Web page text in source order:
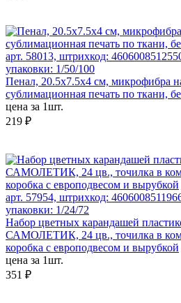
арт. 58013, штрихкод:
упаковки: 1/50/100
Пенал, 20.5х7.5х4 см, микрофибра
сублимационная печать по ткани,
цена за 1шт.
219 ₽
арт. 57954, штрихкод:
упаковки: 1/24/72
Набор цветных карандашей
САМОЛЕТИК, 24 цв., точилка в
коробка с европодвесом и вырубкой
цена за 1шт.
351 ₽